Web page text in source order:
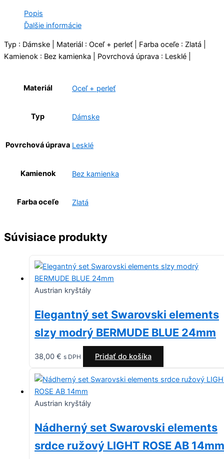
Popis
Ďalšie informácie
Typ : Dámske | Materiál : Oceľ + perleť | Farba oceľe : Zlatá |
Kamienok : Bez kamienka | Povrchová úprava : Lesklé |
Materiál Oceľ + perleť
Typ Dámske
Povrchová úprava Lesklé
Kamienok Bez kamienka
Farba oceľe Zlatá
Súvisiace produkty
Austrian kryštály
Elegantný set Swarovski elements
slzy modrý BERMUDE BLUE 24mm
38,00 € s DPH Pridať do košíka
Austrian kryštály
Nádherný set Swarovski elements
srdce ružový LIGHT ROSE AB 14mm